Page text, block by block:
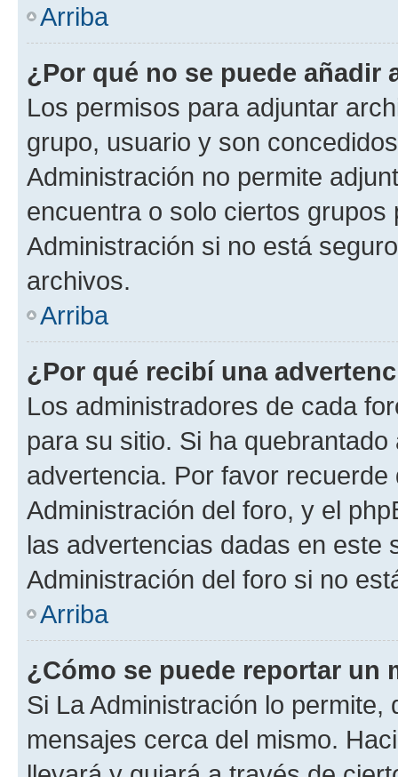
Arriba
¿Por qué no se puede añadir
Los permisos para adjuntar
grupo, usuario y son
Administración no permite
encuentra o solo ciertos
Administración si no está
archivos.
Arriba
¿Por qué recibí una
Los administradores de cada
para su sitio. Si ha
advertencia. Por favor
Administración del foro, y el
las advertencias dadas en este
Administración del foro si no
Arriba
¿Cómo se puede reportar un
Si La Administración lo
mensajes cerca del mismo.